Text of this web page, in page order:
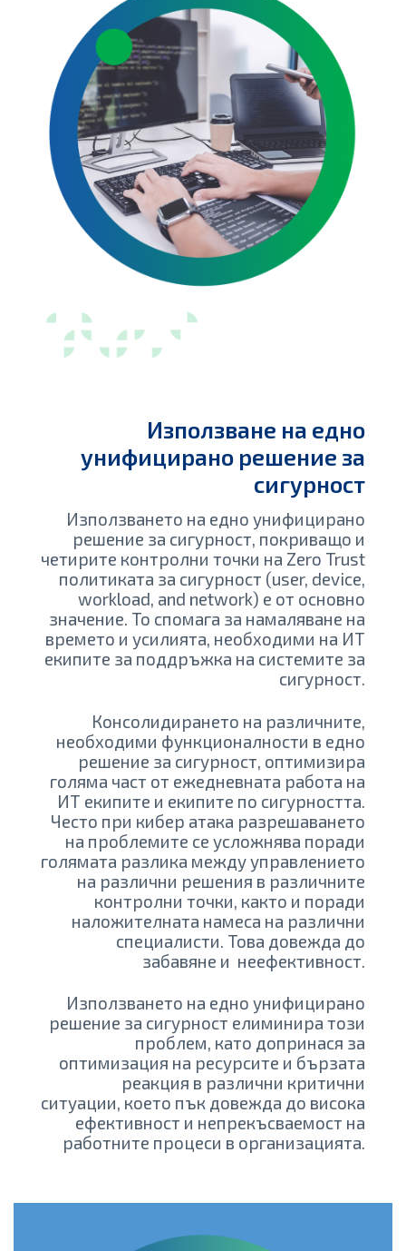
Използване на едно
унифицирано решение за
сигурност
Използването на едно унифицирано
решение за сигурност, покриващо и
четирите контролни точки на Zero Trust
политиката за сигурност (user, device,
workload, and network) е от основно
значение. То спомага за намаляване на
времето и усилията, необходими на ИТ
екипите за поддръжка на системите за
сигурност.
Консолидирането на различните,
необходими функционалности в едно
решение за сигурност, оптимизира
голяма част от ежедневната работа на
ИТ екипите и екипите по сигурността.
Често при кибер атака разрешаването
на проблемите се усложнява поради
голямата разлика между управлението
на различни решения в различните
контролни точки, както и поради
наложителната намеса на различни
специалисти. Това довежда до
забавяне и неефективност.
Използването на едно унифицирано
решение за сигурност елиминира този
проблем, като допринася за
оптимизация на ресурсите и бързата
реакция в различни критични
ситуации, което пък довежда до висока
ефективност и непрекъсваемост на
работните процеси в организацията.